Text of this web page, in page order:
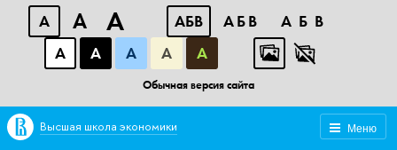
A A A АБВ АБВ
АБВ
А
А А А А
Обычная версия сайта
Меню
Высшая школа экономики